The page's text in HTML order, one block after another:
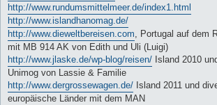
http://www.rundumsmittelmeer.de/index1.html
http://www.islandhanomag.de/
http://www.dieweltbereisen.com , Portugal auf dem
mit MB 914 AK von Edith und Uli (Luigi)
http://www.jlaske.de/wp-blog/reisen/ Island 2010
Unimog von Lassie & Familie
http://www.dergrossewagen.de/ Island 2011 und
europäische Länder mit dem MAN